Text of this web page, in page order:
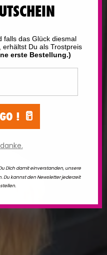
falls das Glück diesmal
erhältst Du als Trostpreis
erste Bestellung.)
! 🥛
Dich damit einverstanden, unsere
Du kannst den Newsletter jederzeit